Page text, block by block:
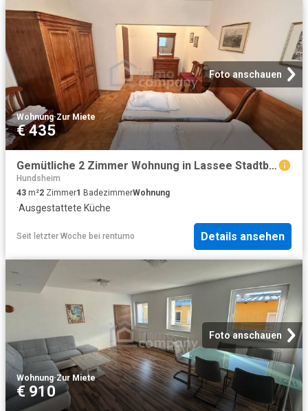
Foto anschauen
Wohnung·Zur Miete
€ 435
Gemütliche 2 Zimmer Wohnung in Lassee Stadtblick & Einbauküche !
Hundsheim
43 m²2 Zimmer1 BadezimmerWohnung
·Ausgestattete Küche
Seit letzter Woche bei rentumo Details ansehen
Foto anschauen
Wohnung·Zur Miete
€ 910